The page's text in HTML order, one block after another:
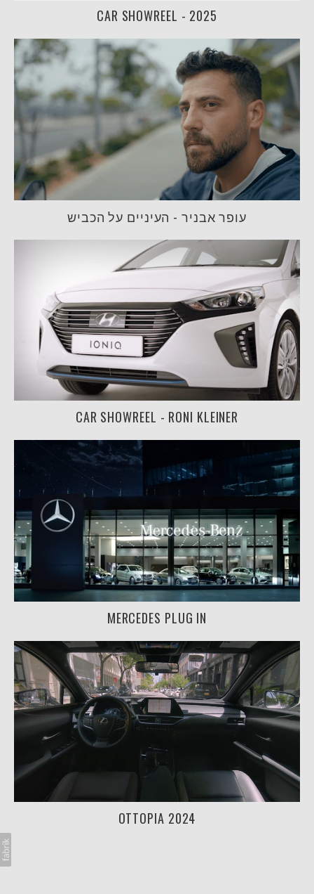
CAR SHOWREEL - 2025
עופר אבניר - העיניים על הכביש
CAR SHOWREEL - RONI KLEINER
MERCEDES PLUG IN
OTTOPIA 2024